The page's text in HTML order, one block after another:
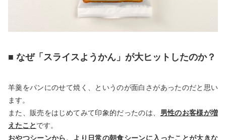
■ なぜ「スライスようかん」が大ヒットしたのか？
羊羹をパンにのせて焼く、というのが面白さがあったのだと思い
ます。
また、販売をはじめてみて印象的だったのは、 男性のお客様が増
えたことです。
おやつシーンから、より日常の朝食シーンに入ったことが大きな